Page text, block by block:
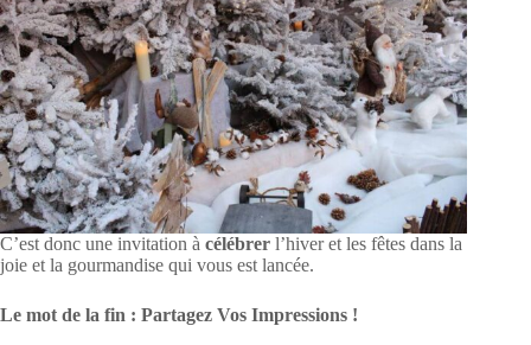
C’est donc une invitation à célébrer l’hiver et les fêtes dans la
joie et la gourmandise qui vous est lancée.
Le mot de la fin : Partagez Vos Impressions !